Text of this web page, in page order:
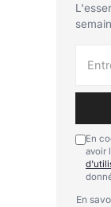
En
avoir
En